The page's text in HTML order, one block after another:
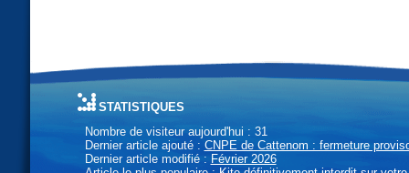
statistiques
Nombre de visiteur aujourd'hui : 31
Dernier article ajouté : CNPE de Cattenom : fermeture
Dernier article modifié : Février 2026